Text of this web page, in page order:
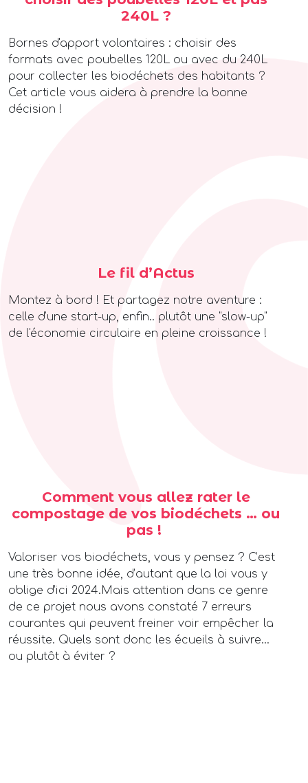
240L ?
Bornes d'apport volontaires : choisir des
formats avec poubelles 120L ou avec du 240L
pour collecter les biodéchets des habitants ?
Cet article vous aidera à prendre la bonne
décision !
Le fil d’Actus
Montez à bord ! Et partagez notre aventure :
celle d'une start-up, enfin.. plutôt une "slow-up"
de l'économie circulaire en pleine croissance !
Comment vous allez rater le
compostage de vos biodéchets … ou
pas !
Valoriser vos biodéchets, vous y pensez ? C’est
une très bonne idée, d’autant que la loi vous y
oblige d’ici 2024.Mais attention dans ce genre
de ce projet nous avons constaté 7 erreurs
courantes qui peuvent freiner voir empêcher la
réussite. Quels sont donc les écueils à suivre…
ou plutôt à éviter ?